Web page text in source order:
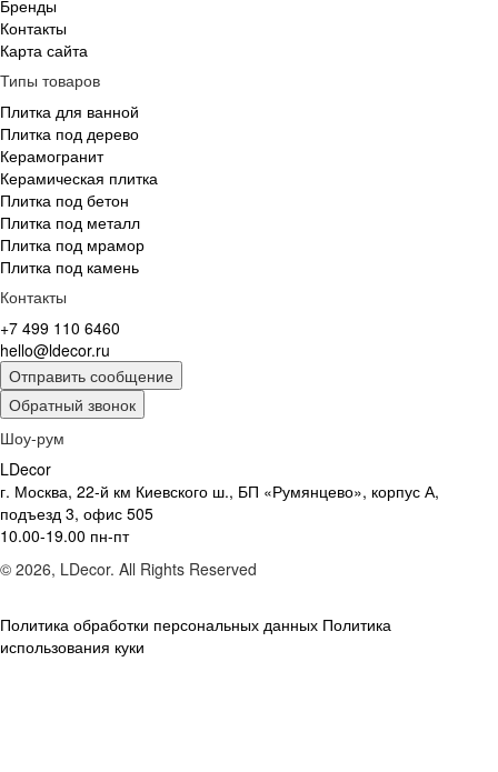
Бренды
Контакты
Карта сайта
Типы товаров
Плитка для ванной
Плитка под дерево
Керамогранит
Керамическая плитка
Плитка под бетон
Плитка под металл
Плитка под мрамор
Плитка под камень
Контакты
+7 499 110 6460
hello@ldecor.ru
Отправить сообщение
Обратный звонок
Шоу-рум
LDecor
г. Москва, 22-й км Киевского ш., БП «Румянцево», корпус А,
подъезд 3, офис 505
10.00-19.00 пн-пт
© 2026, LDecor. All Rights Reserved
Политика обработки персональных данных Политика
использования куки